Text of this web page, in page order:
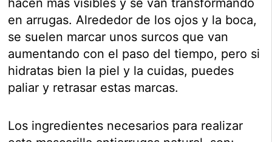
hacen más visibles y se van transformando
en arrugas. Alrededor de los ojos y la boca,
se suelen marcar unos surcos que van
aumentando con el paso del tiempo, pero si
hidratas bien la piel y la cuidas, puedes
paliar y retrasar estas marcas.
Los ingredientes necesarios para realizar